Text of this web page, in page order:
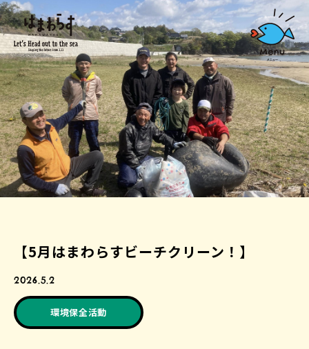
【5月はまわらすビーチクリーン！】
2026.5.2
環境保全活動